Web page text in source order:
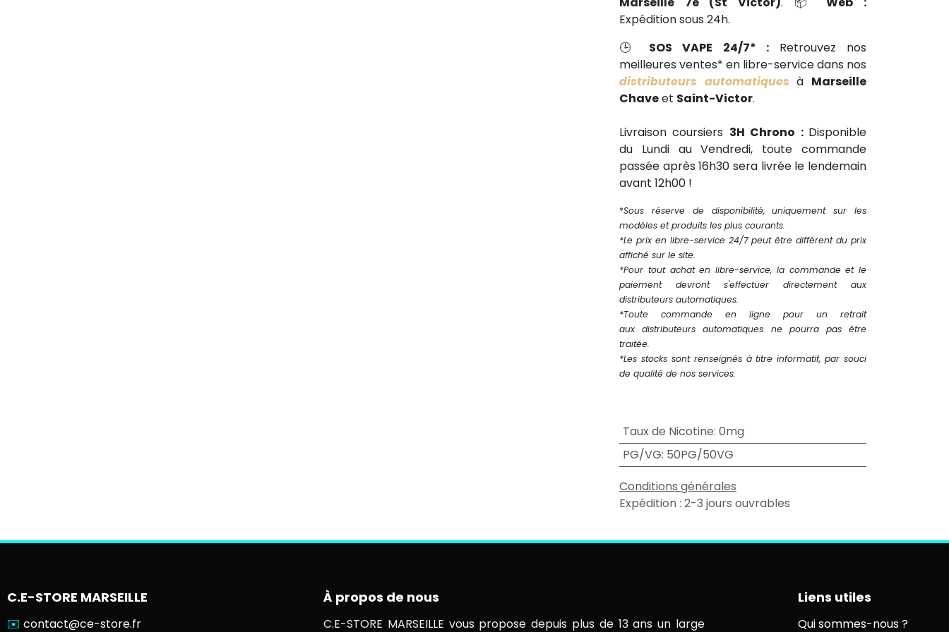
Expédition sous 24h.
🕒 SOS VAPE 24/7* :Retrouvez nos
meilleures ventes* en libre-service dans nos
distributeurs automatiques à Marseille
Chaveet Saint-Victor.
Livraison coursiers 3H Chrono : Disponible
du Lundi au Vendredi, toute commande
passée après 16h30 sera livrée le lendemain
avant 12h00 !
*Sous réserve de disponibilité, uniquement sur les
modèles et produits les plus courants.
*Le prix en libre-service 24/7 peut être différent du prix
affiché sur le site.
*Pour tout achat en libre-service, la commande et le
paiement devront s'effectuer directement aux
distributeurs automatiques.
*Toute commande en ligne pour un retrait
aux distributeurs automatiques ne pourra pas être
traitée.
*Les stocks sont renseignés à titre informatif, par souci
de qualité de nos services.
Taux de Nicotine: 0mg
PG/VG: 50PG/50VG
Conditions générales
Expédition : 2-3 jours ouvrables
À propos de nous
C.E-STORE MARSEILLE vous propose depuis plus de 13 ans un large
C.E-STORE MARSEILLE
✉️ contact@ce-store.fr
Liens utiles
Qui sommes-nous ?